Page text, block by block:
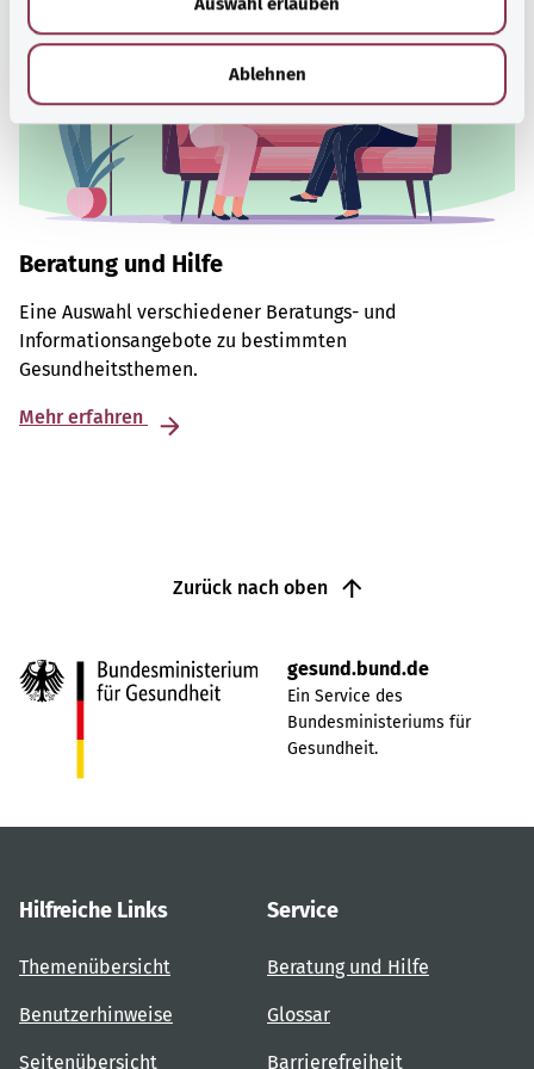
Ablehnen
Beratung und Hilfe
Eine Auswahl verschiedener Beratungs- und
Informationsangebote zu bestimmten
Gesundheitsthemen.
Mehr erfahren
Zurück nach oben
gesund.bund.de
Ein Service des
Bundesministeriums für
Gesundheit.
Hilfreiche Links
Themenübersicht
Benutzerhinweise
Seitenübersicht
Service
Beratung und Hilfe
Glossar
Barrierefreiheit